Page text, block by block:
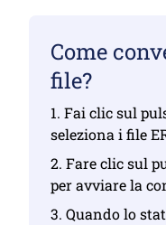
Come
file?
1. Fai clic sul
seleziona i file
2. Fare clic sul
per avviare la
3. Quando lo